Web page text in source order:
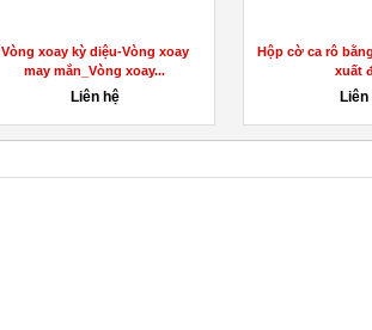
Vòng xoay kỳ diệu-Vòng xoay
may mắn_Vòng xoay...
Liên hệ
Hộp cờ ca rô
xuất
Liên